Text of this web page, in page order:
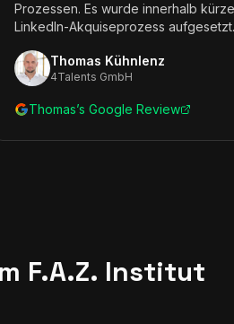
Prozessen. Es wurde innerhalb
LinkedIn-Akquiseprozess aufgesetzt.
Thomas Kühnlenz
4Talents GmbH
Thomas’s Google Review
F.A.Z. Institut